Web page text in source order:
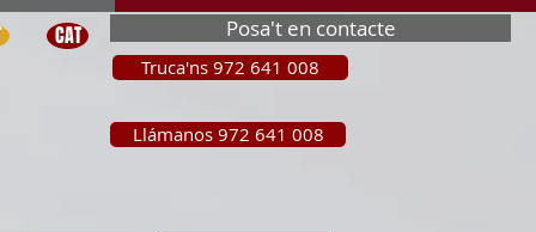
CAT Posa't en contacte
Llámanos 972 641 008
Truca'ns 972 641 008